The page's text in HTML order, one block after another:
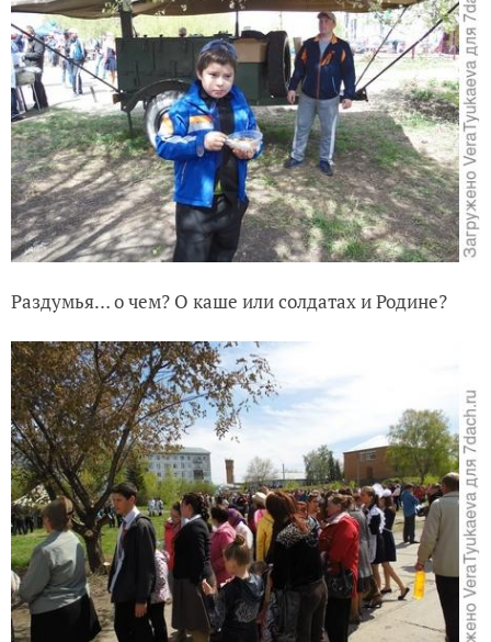
Раздумья… о чем? О каше или солдатах и Родине?